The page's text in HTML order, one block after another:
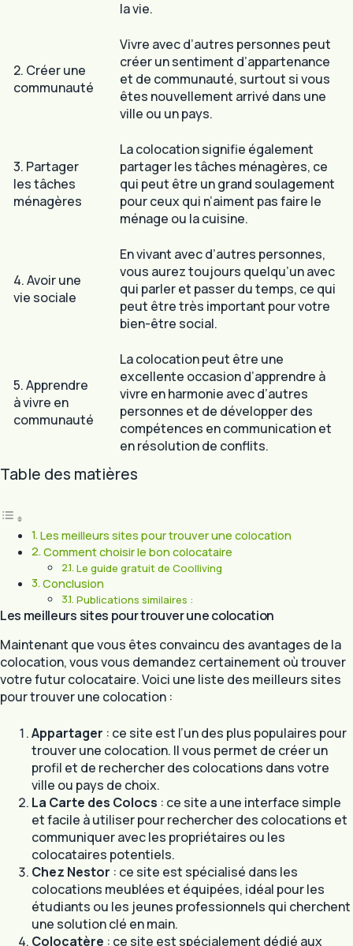
la vie.
2. Créer une
communauté
Vivre avec d’autres personnes peut
créer un sentiment d’appartenance
et de communauté, surtout si vous
êtes nouvellement arrivé dans une
ville ou un pays.
3. Partager
les tâches
ménagères
La colocation signifie également
partager les tâches ménagères, ce
qui peut être un grand soulagement
pour ceux qui n’aiment pas faire le
ménage ou la cuisine.
4. Avoir une
vie sociale
En vivant avec d’autres personnes,
vous aurez toujours quelqu’un avec
qui parler et passer du temps, ce qui
peut être très important pour votre
bien-être social.
5. Apprendre
à vivre en
communauté
La colocation peut être une
excellente occasion d’apprendre à
vivre en harmonie avec d’autres
personnes et de développer des
compétences en communication et
en résolution de conflits.
Table des matières
Les meilleurs sites pour trouver une colocation
Comment choisir le bon colocataire
Le guide gratuit de Coolliving
Conclusion
Publications similaires :
Les meilleurs sites pour trouver une colocation
Maintenant que vous êtes convaincu des avantages de la
colocation, vous vous demandez certainement où trouver
votre futur colocataire. Voici une liste des meilleurs sites
pour trouver une colocation :
Appartager : ce site est l’un des plus populaires pour
trouver une colocation. Il vous permet de créer un
profil et de rechercher des colocations dans votre
ville ou pays de choix.
La Carte des Colocs : ce site a une interface simple
et facile à utiliser pour rechercher des colocations et
communiquer avec les propriétaires ou les
colocataires potentiels.
Chez Nestor : ce site est spécialisé dans les
colocations meublées et équipées, idéal pour les
étudiants ou les jeunes professionnels qui cherchent
une solution clé en main.
Colocatère : ce site est spécialement dédié aux